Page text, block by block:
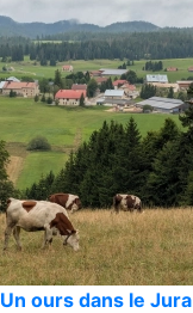
Un ours dans le Jura